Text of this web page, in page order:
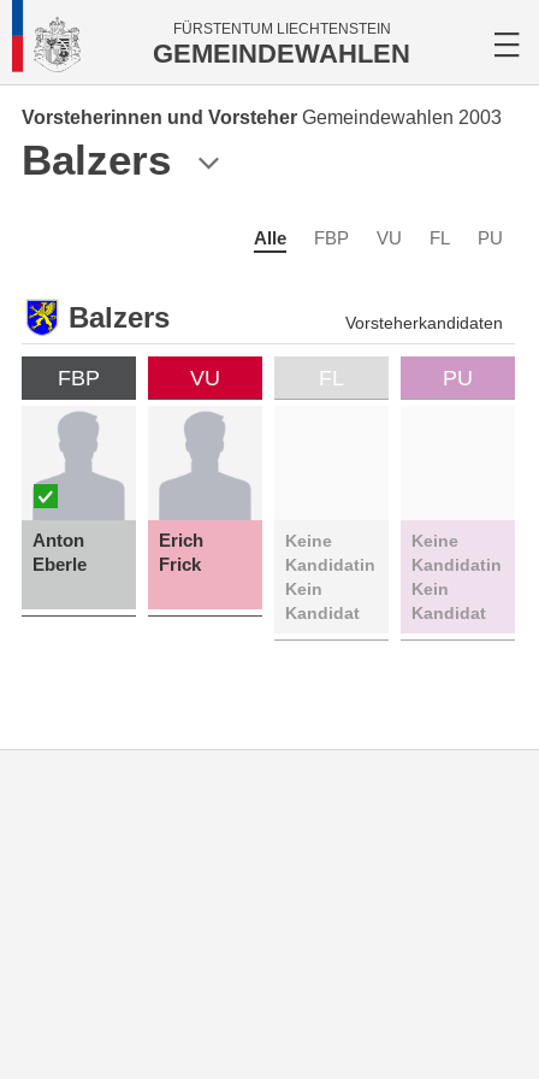
FÜRSTENTUM LIECHTENSTEIN
GEMEINDEWAHLEN
Vorsteherinnen und Vorsteher Gemeindewahlen 2003
Balzers
Alle FBP VU FL PU
Balzers Vorsteherkandidaten
FBP
Anton
Eberle
VU
Erich
Frick
FL
Keine
Kandidatin
Kein
Kandidat
PU
Keine
Kandidatin
Kein
Kandidat